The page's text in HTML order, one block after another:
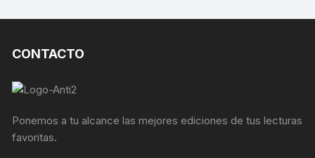
CONTACTO
Ponemos a tu alcance las mejores ediciones de tus lecturas
favoritas.